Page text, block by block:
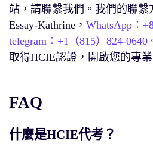
站，請聯繫我們。我們的聯繫
Essay-Kathrine， WhatsApp：
telegram：+1（815）824-0640
取得HCIE認證，開啟您的專業
FAQ
什麼是HCIE代考？